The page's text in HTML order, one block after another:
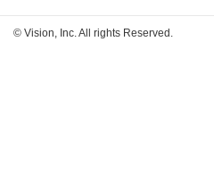
© Vision, Inc. All rights Reserved.